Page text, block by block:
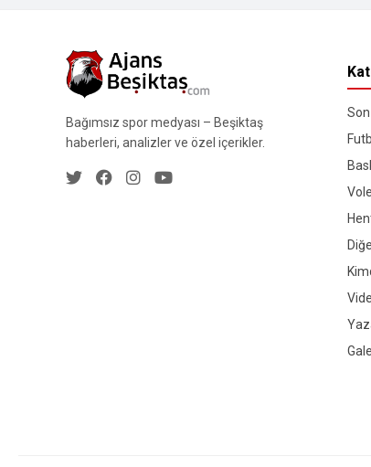
Bağımsız spor medyası – Beşiktaş
haberleri, analizler ve özel içerikler.